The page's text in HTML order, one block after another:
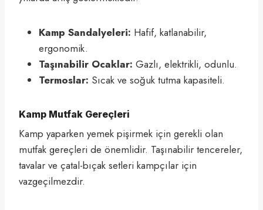
Kamp Sandalyeleri: Hafif, katlanabilir,
ergonomik.
Taşınabilir Ocaklar: Gazlı, elektrikli, odunlu.
Termoslar: Sıcak ve soğuk tutma kapasiteli.
Kamp Mutfak Gereçleri
Kamp yaparken yemek pişirmek için gerekli olan
mutfak gereçleri de önemlidir. Taşınabilir tencereler,
tavalar ve çatal-bıçak setleri kampçılar için
vazgeçilmezdir.